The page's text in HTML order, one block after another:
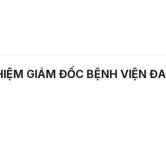
GIÁM ĐỐC BỆNH VIỆN ĐA